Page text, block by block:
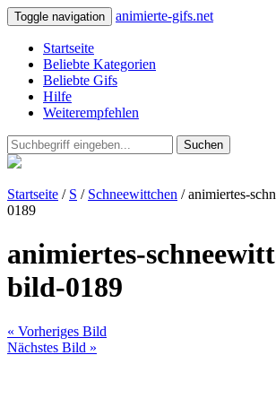
Toggle navigation animierte-gifs.net
Startseite
Beliebte Kategorien
Beliebte Gifs
Hilfe
Weiterempfehlen
Suchen
Startseite / S / Schneewittchen / animiertes-
0189
animiertes-
bild-0189
« Vorheriges Bild
Nächstes Bild »